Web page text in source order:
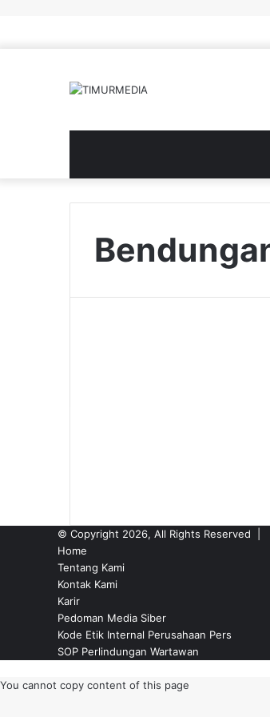
© Copyright 2026, All Rights Reserved |
Home
Tentang Kami
Kontak Kami
Karir
Pedoman Media Siber
Kode Etik Internal Perusahaan Pers
SOP Perlindungan Wartawan
to
You cannot copy content of this page